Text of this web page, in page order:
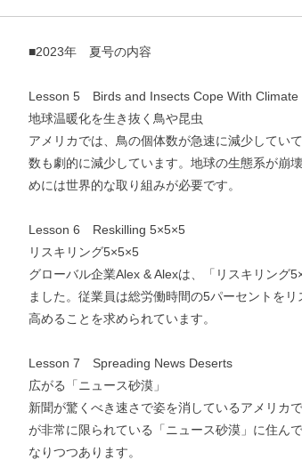
■2023年 夏号の内容
Lesson 5 Birds and Insects Cope With Climate
地球温暖化を生き抜く鳥や昆虫
アメリカでは、鳥の個体数が急速に減少してい
数も劇的に減少しています。地球の生態系が崩
めには世界的な取り組みが必要です。
Lesson 6 Reskilling 5×5×5
リスキリング5×5×5
グローバル企業Alex & Alexは、「リスキリング
ました。従業員は総労働時間の5パーセントを
高めることを求められています。
Lesson 7 Spreading News Deserts
広がる「ニュース砂漠」
新聞が驚くべき速さで姿を消しているアメリカ
が非常に限られている「ニュース砂漠」に住ん
なりつつあります。